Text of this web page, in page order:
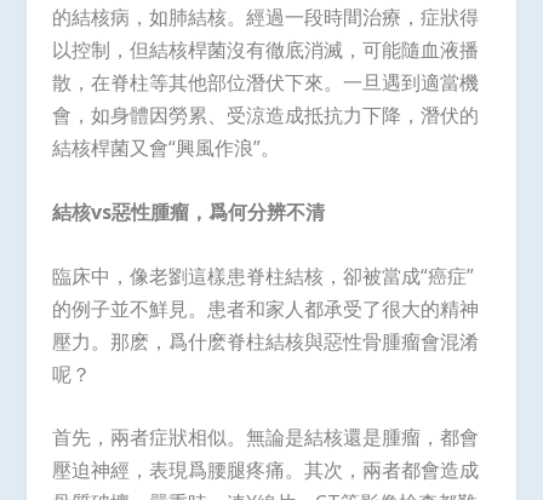
的結核病，如肺結核。經過一段時間治療，症狀得
以控制，但結核桿菌沒有徹底消滅，可能隨血液播
散，在脊柱等其他部位潛伏下來。一旦遇到適當機
會，如身體因勞累、受涼造成抵抗力下降，潛伏的
結核桿菌又會“興風作浪”。
結核vs惡性腫瘤，爲何分辨不清
臨床中，像老劉這樣患脊柱結核，卻被當成“癌症”
的例子並不鮮見。患者和家人都承受了很大的精神
壓力。那麽，爲什麽脊柱結核與惡性骨腫瘤會混淆
呢？
首先，兩者症狀相似。無論是結核還是腫瘤，都會
壓迫神經，表現爲腰腿疼痛。其次，兩者都會造成